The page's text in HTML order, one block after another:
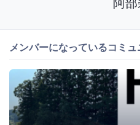
メンバーになっているコミュ